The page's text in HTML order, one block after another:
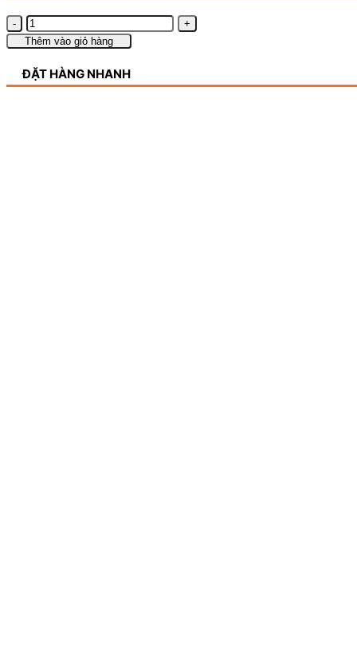
Bộ
Ghế
Sofa
Cao
Cấp
Thêm vào giỏ hàng
ĐẶT HÀNG NHANH